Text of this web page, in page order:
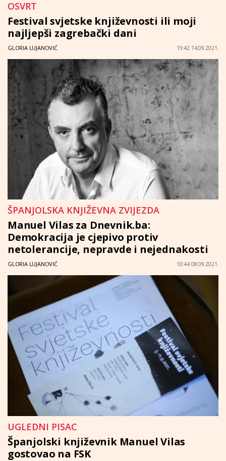
OSVRT
Festival svjetske književnosti ili moji
najljepši zagrebački dani
GLORIA LUJANOVIĆ 19:42 14.09.2021.
ŠPANJOLSKA KNJIŽEVNA ZVIJEZDA
Manuel Vilas za Dnevnik.ba:
Demokracija je cjepivo protiv
netolerancije, nepravde i nejednakosti
GLORIA LUJANOVIĆ 10:44 08.09.2021.
UGLEDNI PISAC
Španjolski književnik Manuel Vilas
gostovao na FSK